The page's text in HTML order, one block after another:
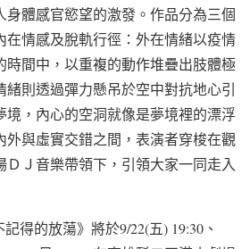
身體感官慾望的激發。作品分為三個
在情感及脫軌行徑：外在情緒以疫情
時間中，以重複的動作堆疊出肢體極
緒則透過彈力懸吊於空中對抗地心引
境，內心的空洞就像是夢境裡的漂浮
外與虛實交錯之間，表演者穿梭在觀
ＤＪ音樂帶領下，引領大家一同走入
得的放蕩》將於9/22(五) 19:30、